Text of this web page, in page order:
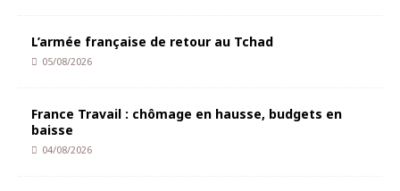
L’armée française de retour au Tchad
05/08/2026
France Travail : chômage en hausse, budgets en
baisse
04/08/2026